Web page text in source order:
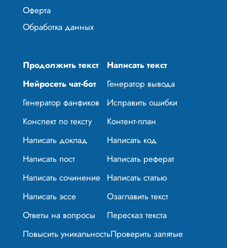
Оферта
Обработка данных
Продолжить текст
Написать текст
Нейросеть чат-бот
Генератор вывода
Генератор фанфиков
Исправить ошибки
Конспект по тексту
Контент-план
Написать доклад
Написать код
Написать пост
Написать реферат
Написать сочинение Написать статью
Написать эссе
Озаглавить текст
Ответы на вопросы
Пересказ текста
Повысить уникальностьПроверить запятые